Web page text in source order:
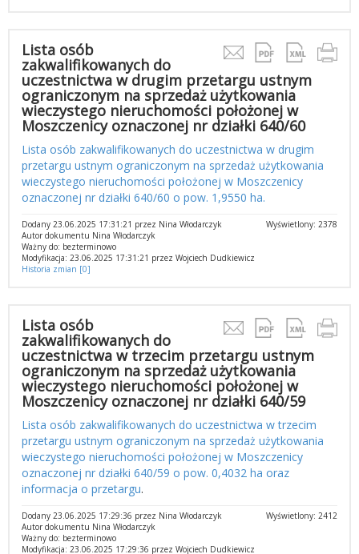
Lista osób
zakwalifikowanych do
uczestnictwa w drugim przetargu ustnym
ograniczonym na sprzedaż użytkowania
wieczystego nieruchomości położonej w
Moszczenicy oznaczonej nr działki 640/60
Lista osób zakwalifikowanych do uczestnictwa w drugim
przetargu ustnym ograniczonym na sprzedaż użytkowania
wieczystego nieruchomości położonej w Moszczenicy
oznaczonej nr działki 640/60 o pow. 1,9550 ha.
Wyświetlony: 2378
Dodany 23.06.2025 17:31:21 przez Nina Włodarczyk
Autor dokumentu Nina Włodarczyk
Ważny do: bezterminowo
Modyfikacja: 23.06.2025 17:31:21 przez Wojciech Dudkiewicz
Historia zmian [0]
Lista osób
zakwalifikowanych do
uczestnictwa w trzecim przetargu ustnym
ograniczonym na sprzedaż użytkowania
wieczystego nieruchomości położonej w
Moszczenicy oznaczonej nr działki 640/59
Lista osób zakwalifikowanych do uczestnictwa w trzecim
przetargu ustnym ograniczonym na sprzedaż użytkowania
wieczystego nieruchomości położonej w Moszczenicy
oznaczonej nr działki 640/59 o pow. 0,4032 ha oraz
informacja o przetargu.
Wyświetlony: 2412
Dodany 23.06.2025 17:29:36 przez Nina Włodarczyk
Autor dokumentu Nina Włodarczyk
Ważny do: bezterminowo
Modyfikacja: 23.06.2025 17:29:36 przez Wojciech Dudkiewicz